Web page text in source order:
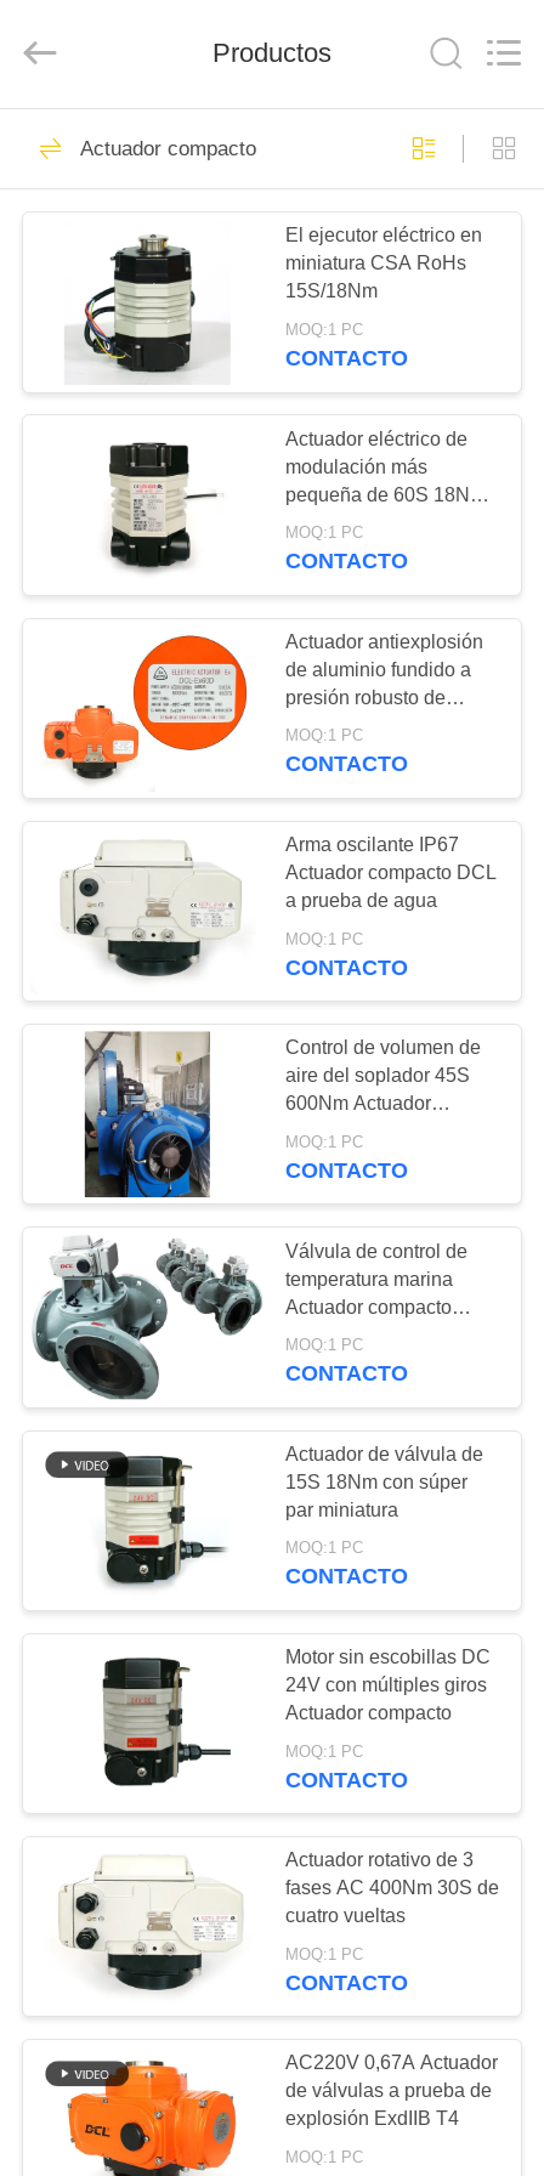
HOGAR
PRODUCTOS
SHOW
SOBRE
NOSOTROS
LA
FÁBRICA
CONTROL
DE
CALIDAD
ÉNTRENOS
CONTACTO
中
官
MAPA
DEL
PRIVACY
POLICY
Corporation
Limited.
Reserved.
Actuador de un
cuarto de giro
Actuador de
múltiples vueltas
27
Actuador eléctrico a
prueba de explosión
92
Actuador eléctrico
inteligente
Actuador compacto
Actuador eléctrico
seguro para fallas
19
Válvula de mariposa
eléctrica
28
válvula de bolas
accionada
eléctricamente
Productos
Actuador compacto
El ejecutor eléctrico en
miniatura CSA RoHs
15S/18Nm
MOQ:1 PC
CONTACTO
Actuador eléctrico de
modulación más
pequeña de 60S 18Nm
AC220V de cuarto giro
MOQ:1 PC
CONTACTO
Actuador antiexplosión
de aluminio fundido a
presión robusto de
600Nm IP68
MOQ:1 PC
CONTACTO
Arma oscilante IP67
Actuador compacto DCL
a prueba de agua
MOQ:1 PC
CONTACTO
Control de volumen de
aire del soplador 45S
600Nm Actuador
compacto
MOQ:1 PC
CONTACTO
Válvula de control de
temperatura marina
Actuador compacto
ISO5211
MOQ:1 PC
CONTACTO
Actuador de válvula de
15S 18Nm con súper
par miniatura
MOQ:1 PC
CONTACTO
Motor sin escobillas DC
24V con múltiples giros
Actuador compacto
MOQ:1 PC
CONTACTO
Actuador rotativo de 3
fases AC 400Nm 30S de
cuatro vueltas
MOQ:1 PC
CONTACTO
AC220V 0,67A Actuador
de válvulas a prueba de
explosión ExdIIB T4
MOQ:1 PC